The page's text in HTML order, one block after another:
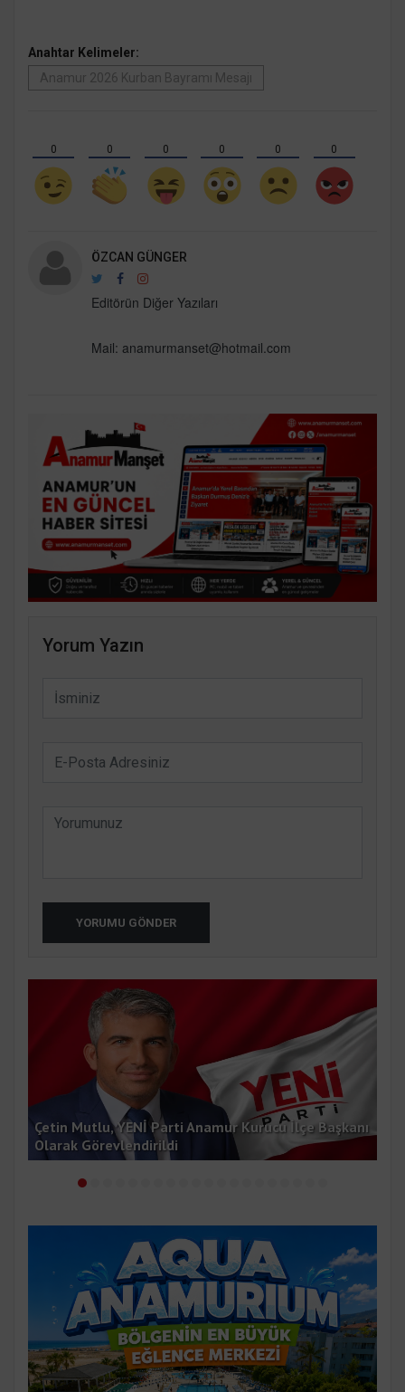
Anahtar Kelimeler:
Anamur 2026 Kurban Bayramı Mesajı
0 0 0 0 0 0
ÖZCAN GÜNGER
Editörün Diğer Yazıları
Mail: anamurmanset@hotmail.com
Yorum Yazın
YORUMU GÖNDER
Çetin Mutlu, YENİ Parti Anamur Kurucu İlçe Başkanı
Olarak Görevlendirildi